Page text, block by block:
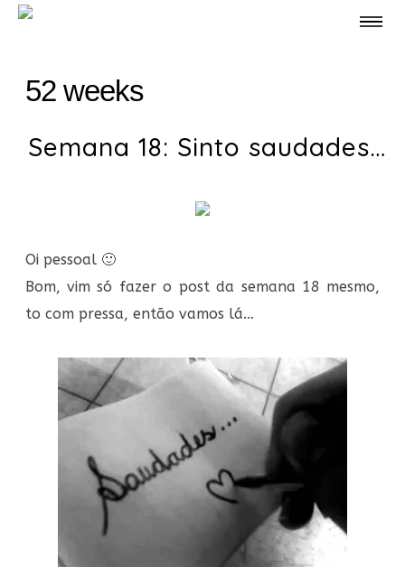
52 weeks
Semana 18: Sinto saudades…
Oi pessoal 🙂
Bom, vim só fazer o post da semana 18 mesmo,
to com pressa, então vamos lá…